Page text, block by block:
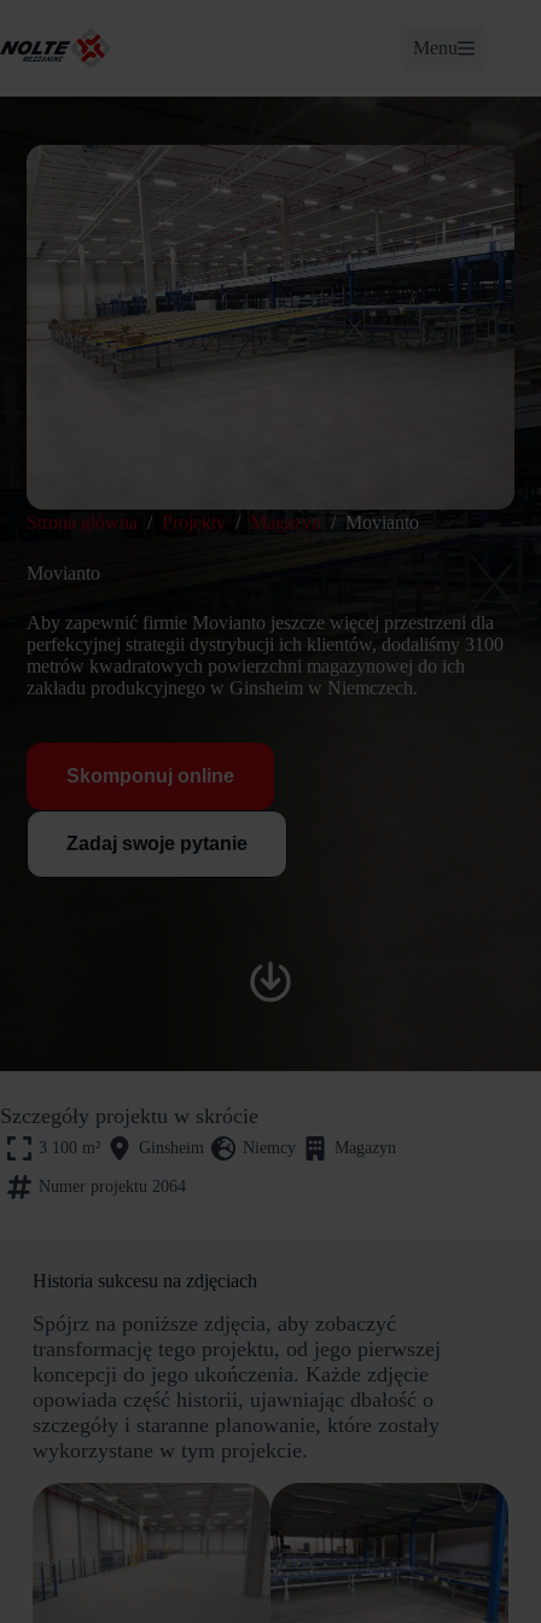
treści
Menu
Strona główna / Projekty / Magazyn / Movianto
Movianto
Aby zapewnić firmie Movianto jeszcze więcej przestrzeni dla
perfekcyjnej strategii dystrybucji ich klientów, dodaliśmy 3100
metrów kwadratowych powierzchni magazynowej do ich
zakładu produkcyjnego w Ginsheim w Niemczech.
Skomponuj online
Zadaj swoje pytanie
Szczegóły projektu w skrócie
3 100 m² Ginsheim Niemcy Magazyn
Numer projektu 2064
Historia sukcesu na zdjęciach
Spójrz na poniższe zdjęcia, aby zobaczyć
transformację tego projektu, od jego pierwszej
koncepcji do jego ukończenia. Każde zdjęcie
opowiada część historii, ujawniając dbałość o
szczegóły i staranne planowanie, które zostały
wykorzystane w tym projekcie.